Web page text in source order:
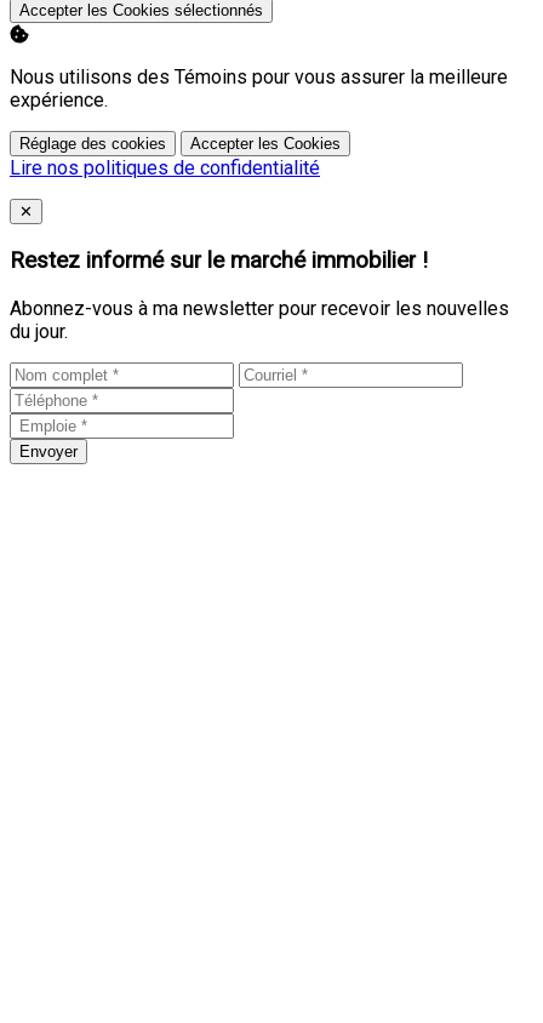
Accepter les Cookies sélectionnés
Nous utilisons des Témoins pour vous assurer la meilleure
expérience.
Réglage des cookies Accepter les Cookies
Lire nos politiques de confidentialité
Close
✕
Restez informé sur le marché immobilier !
Abonnez-vous à ma newsletter pour recevoir les nouvelles
du jour.
Envoyer